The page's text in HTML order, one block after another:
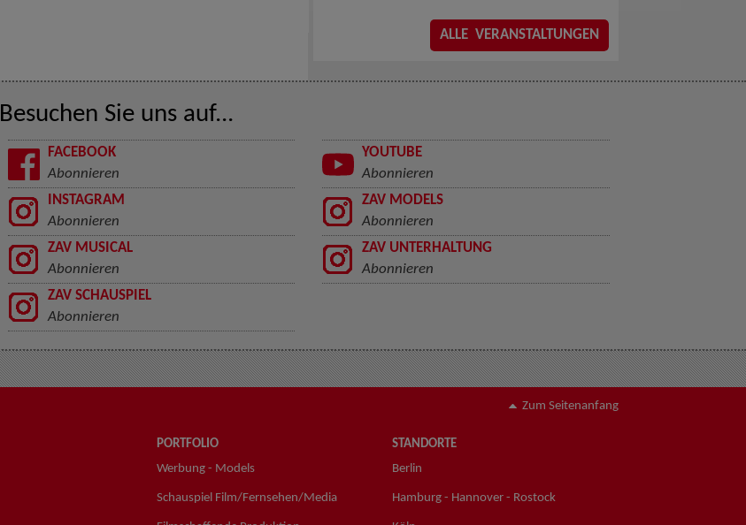
ALLE VERANSTALTUNGEN
Besuchen Sie uns auf...
FACEBOOK
Abonnieren
YOUTUBE
Abonnieren
INSTAGRAM
Abonnieren
ZAV MODELS
Abonnieren
ZAV MUSICAL
Abonnieren
ZAV UNTERHALTUNG
Abonnieren
ZAV SCHAUSPIEL
Abonnieren
Zum Seitenanfang
PORTFOLIO
Werbung - Models
Schauspiel Film/Fernsehen/Media
STANDORTE
Berlin
Hamburg - Hannover - Rostock